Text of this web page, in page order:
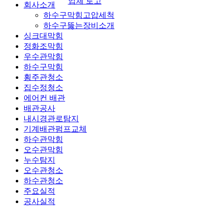
회사소개
하수구막힘고압세척
하수구뚫는장비소개
싱크대막힘
정화조막힘
우수관막힘
하수구막힘
횡주관청소
집수정청소
에어컨 배관
배관공사
내시경관로탐지
기계배관펌프교체
하수관막힘
오수관막힘
누수탐지
오수관청소
하수관청소
주요실적
공사실적